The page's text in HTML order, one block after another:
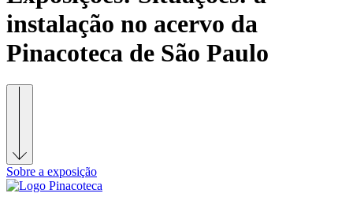
instalação no acervo da
Pinacoteca de São Paulo
Sobre a exposição